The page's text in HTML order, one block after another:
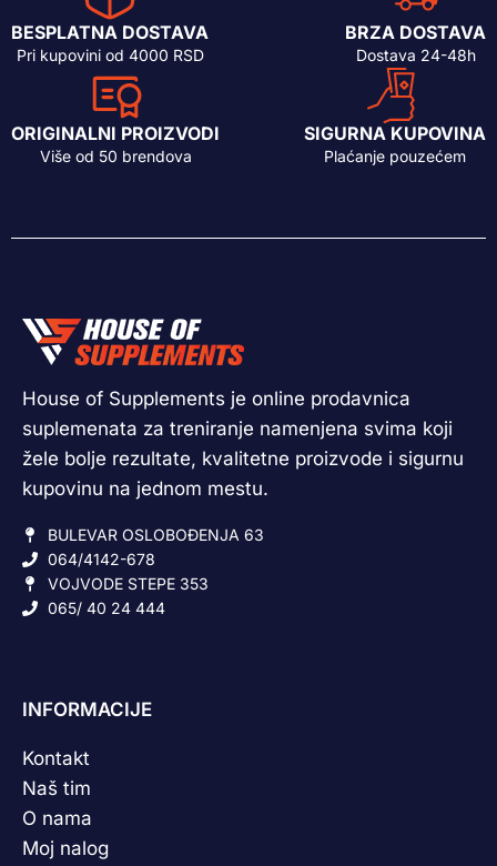
BESPLATNA DOSTAVA
Pri kupovini od 4000 RSD
BRZA DOSTAVA
Dostava 24-48h
ORIGINALNI PROIZVODI
Više od 50 brendova
SIGURNA KUPOVINA
Plaćanje pouzećem
House of Supplements je online prodavnica
suplemenata za treniranje namenjena svima koji
žele bolje rezultate, kvalitetne proizvode i sigurnu
kupovinu na jednom mestu.
BULEVAR OSLOBOĐENJA 63
064/4142-678
VOJVODE STEPE 353
065/ 40 24 444
INFORMACIJE
Kontakt
Naš tim
O nama
Moj nalog